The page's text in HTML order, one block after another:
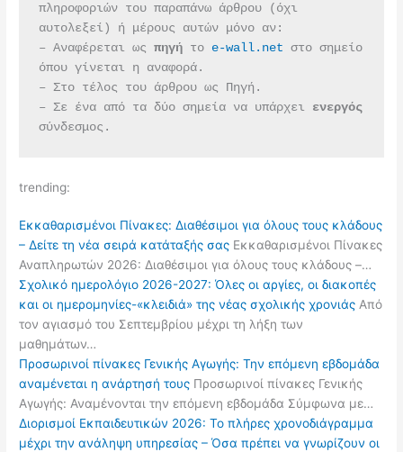
πληροφοριών του παραπάνω άρθρου (όχι
αυτολεξεί) ή μέρους αυτών μόνο αν:
– Αναφέρεται ως πηγή το e-wall.net στο σημείο
όπου γίνεται η αναφορά.
– Στο τέλος του άρθρου ως Πηγή.
– Σε ένα από τα δύο σημεία να υπάρχει
ενεργός
σύνδεσμος.
trending:
Εκκαθαρισμένοι Πίνακες: Διαθέσιμοι για όλους τους κλάδους
– Δείτε τη νέα σειρά κατάταξής σας Εκκαθαρισμένοι Πίνακες
Αναπληρωτών 2026: Διαθέσιμοι για όλους τους κλάδους –…
Σχολικό ημερολόγιο 2026-2027: Όλες οι αργίες, οι διακοπές
και οι ημερομηνίες-«κλειδιά» της νέας σχολικής χρονιάς Από
τον αγιασμό του Σεπτεμβρίου μέχρι τη λήξη των
μαθημάτων…
Προσωρινοί πίνακες Γενικής Αγωγής: Την επόμενη εβδομάδα
αναμένεται η ανάρτησή τους Προσωρινοί πίνακες Γενικής
Αγωγής: Αναμένονται την επόμενη εβδομάδα Σύμφωνα με…
Διορισμοί Εκπαιδευτικών 2026: Το πλήρες χρονοδιάγραμμα
μέχρι την ανάληψη υπηρεσίας – Όσα πρέπει να γνωρίζουν οι